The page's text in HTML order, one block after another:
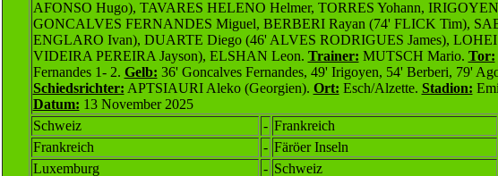
AFONSO Hugo), TAVARES HELENO Helmer, TORRES Yohann,
GONCALVES FERNANDES Miguel, BERBERI Rayan (74' FLICK Tim),
ENGLARO Ivan), DUARTE Diego (46' ALVES RODRIGUES James), LOHEI
VIDEIRA PEREIRA Jayson), ELSHAN Leon. Trainer: MUTSCH Mario. Tor:
Fernandes 1- 2. Gelb: 36' Goncalves Fernandes, 49' Irigoyen, 54' Berberi, 79'
Schiedsrichter: APTSIAURI Aleko (Georgien). Ort: Esch/Alzette. Stadion:
Datum: 13 November 2025
Schweiz
- Frankreich
Frankreich
- Färöer Inseln
Luxemburg
- Schweiz